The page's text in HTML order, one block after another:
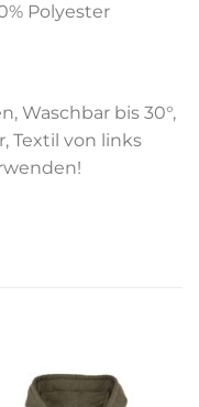
Polyester
Waschbar bis 30°,
Textil von links